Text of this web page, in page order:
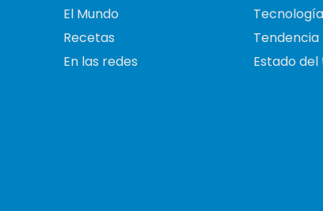
El Mundo
Recetas
En las redes
Tecnología
Tendencia
Estado